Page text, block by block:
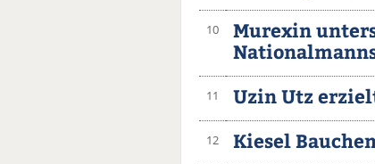
10
Murexin
11 Uzin Utz
12 Kiesel